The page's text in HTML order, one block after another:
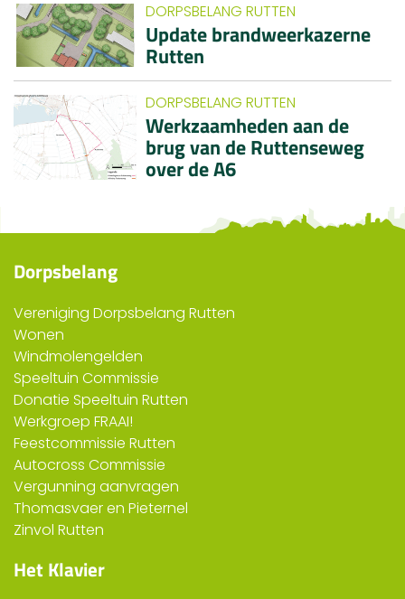
DORPSBELANG RUTTEN
Update brandweerkazerne
Rutten
DORPSBELANG RUTTEN
Werkzaamheden aan de
brug van de Ruttenseweg
over de A6
Dorpsbelang
Vereniging Dorpsbelang Rutten
Wonen
Windmolengelden
Speeltuin Commissie
Donatie Speeltuin Rutten
Werkgroep FRAAI!
Feestcommissie Rutten
Autocross Commissie
Vergunning aanvragen
Thomasvaer en Pieternel
Zinvol Rutten
Het Klavier